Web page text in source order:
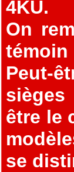
4KU.
On
Peut-
être le
se